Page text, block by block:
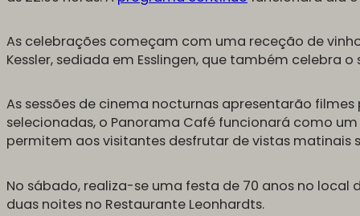
As celebrações começam com uma receção de
Kessler, sediada em Esslingen, que também celebra o
As sessões de cinema nocturnas apresentarão
selecionadas, o Panorama Café funcionará como
permitem aos visitantes desfrutar de vistas matinais
No sábado, realiza-se uma festa de 70 anos no local
duas noites no Restaurante Leonhardts.